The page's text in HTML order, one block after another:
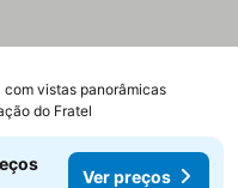
vistas panorâmicasVer
do Fratel
Ver preços